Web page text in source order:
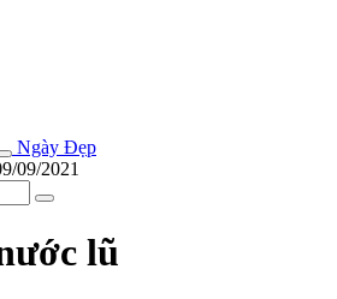
Ngày Đẹp
09/2021
lũ